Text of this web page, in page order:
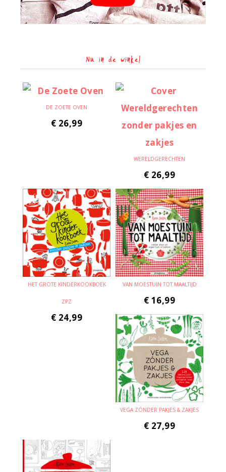
Nu in de winkel
DE ZOETE OVEN
€ 26,99
WERELDGERECHTEN
€ 26,99
HET GROTE KINDERKOOKBOEK
ZPZ
€ 24,99
VAN MOESTUIN TOT MAALTIJD
€ 16,99
VEGA ZÓNDER PAKJES & ZAKJES
€ 27,99